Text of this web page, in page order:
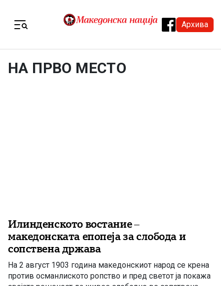
Архива
НА ПРВО МЕСТО
Илинденското востание –
македонската епопеја за слобода и
сопствена држава
На 2 август 1903 година македонскиот народ се крена
против османлиското ропство и пред светот ја покажа